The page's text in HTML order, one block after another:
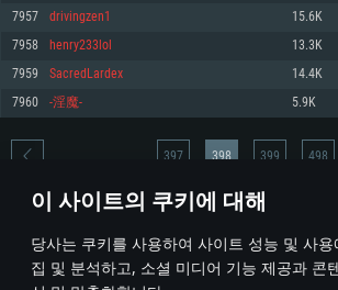
이 사이트의 쿠키에 대해
당사는 쿠키를 사용하여 사이트 성능 및 사
집 및 분석하고, 소셜 미디어 기능 제공과 콘
570 혹은 그 이상
여유 저장 공간: 62.2 GB (전체 클라이언트)
네트워크: 브로드밴드 인터넷
여유 저장 공간: 62.2 GB (전체 클라이언트)
운영체제: Ubuntu 20.04 64bit
프로세서: Intel Core i7
메모리: 16 GB
그래픽 카드: Vulkan 을 지원하고, 최신 그래픽 드라이
1060 (6개월 미만) 혹은 그와 동급의 성능을 가지며
지원하는 AMD RX 570 (6개월 미만; 최소사양 지원 해
여유 저장 공간: 62.2 GB (전체 클라이언트)
7957 drivingzen1 15.6K
7958 henry233lol 13.3K
7959 SacredLardex 14.4K
7960 -淫魔- 5.9K
* 순위표는 매일 1회 갱신됩니다
397 398 399 498